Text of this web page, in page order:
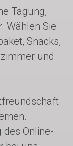
Tagung,
Wählen Sie
Snacks,
und
des Online-